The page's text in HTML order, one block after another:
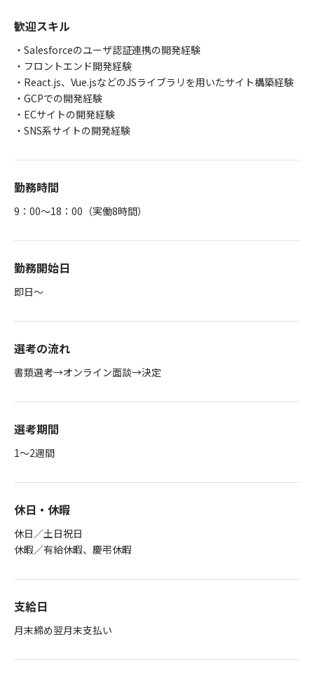
歓迎スキル
・Salesforceのユーザ認証連携の開発経験
・フロントエンド開発経験
・React.js、Vue.jsなどのJSライブラリを用いたサイト構築経験
・GCPでの開発経験
・ECサイトの開発経験
・SNS系サイトの開発経験
勤務時間
9：00～18：00（実働8時間）
勤務開始日
即日～
選考の流れ
書類選考→オンライン面談→決定
選考期間
1～2週間
休日・休暇
休日／土日祝日
休暇／有給休暇、慶弔休暇
支給日
月末締め翌月末支払い